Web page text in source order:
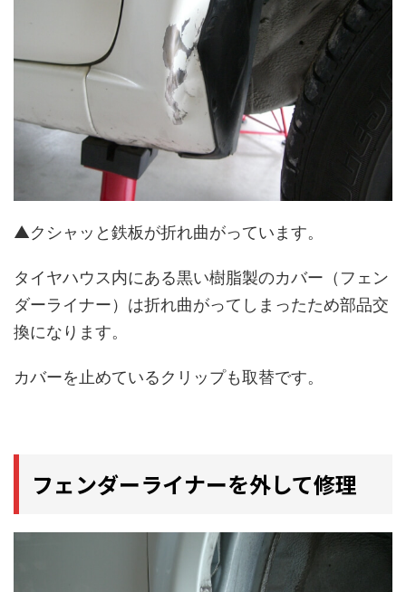
▲クシャッと鉄板が折れ曲がっています。
タイヤハウス内にある黒い樹脂製のカバー（フェン
ダーライナー）は折れ曲がってしまったため部品交
換になります。
カバーを止めているクリップも取替です。
フェンダーライナーを外して修理